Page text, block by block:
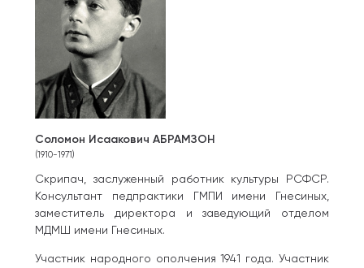
Соломон Исаакович АБРАМЗОН
(1910-1971)
Скрипач, заслуженный работник культуры РСФСР.
Консультант педпрактики ГМПИ имени Гнесиных,
заместитель директора и заведующий отделом
МДМШ имени Гнесиных.
Участник народного ополчения 1941 года. Участник